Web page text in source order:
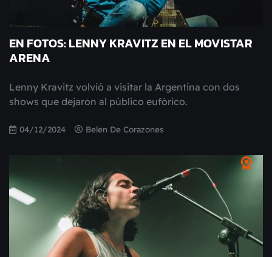
EN FOTOS: LENNY KRAVITZ EN EL MOVISTAR
ARENA
Lenny Kravitz volvió a visitar la Argentina con dos
shows que dejaron al público eufórico.
04/12/2024 Belen De Corazones